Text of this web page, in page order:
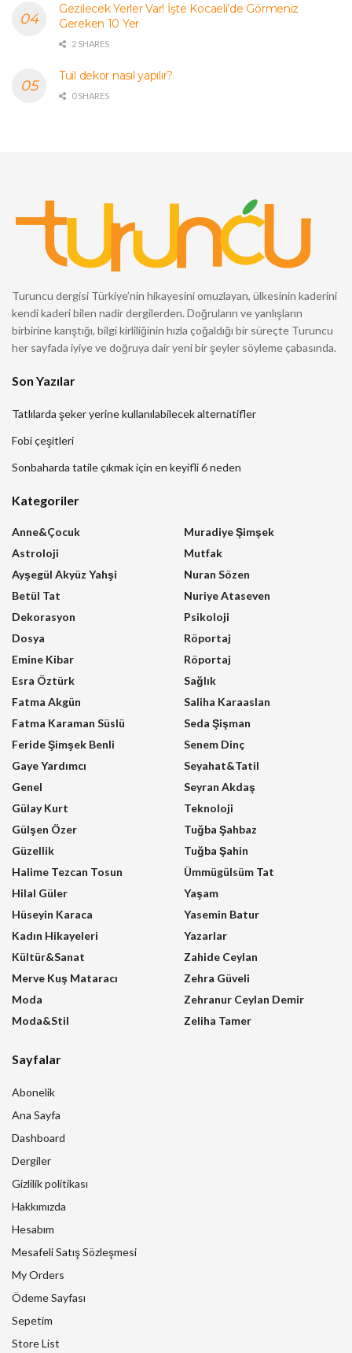
Gezilecek Yerler Var! İşte Kocaeli’de Görmeniz
Gereken 10 Yer
2 SHARES
Tuil dekor nasıl yapılır?
0 SHARES
Turuncu dergisi Türkiye’nin hikayesini omuzlayan, ülkesinin kaderini
kendi kaderi bilen nadir dergilerden. Doğruların ve yanlışların
birbirine karıştığı, bilgi kirliliğinin hızla çoğaldığı bir süreçte Turuncu
her sayfada iyiye ve doğruya dair yeni bir şeyler söyleme çabasında.
Son Yazılar
Tatlılarda şeker yerine kullanılabilecek alternatifler
Fobi çeşitleri
Sonbaharda tatile çıkmak için en keyifli 6 neden
Kategoriler
Anne&Çocuk
Astroloji
Ayşegül Akyüz Yahşi
Betül Tat
Dekorasyon
Dosya
Emine Kibar
Esra Öztürk
Fatma Akgün
Fatma Karaman Süslü
Feride Şimşek Benli
Gaye Yardımcı
Genel
Gülay Kurt
Gülşen Özer
Güzellik
Halime Tezcan Tosun
Hilal Güler
Hüseyin Karaca
Kadın Hikayeleri
Kültür&Sanat
Merve Kuş Mataracı
Moda
Moda&Stil
Muradiye Şimşek
Mutfak
Nuran Sözen
Nuriye Ataseven
Psikoloji
Röportaj
Röportaj
Sağlık
Saliha Karaaslan
Seda Şişman
Senem Dinç
Seyahat&Tatil
Seyran Akdaş
Teknoloji
Tuğba Şahbaz
Tuğba Şahin
Ümmügülsüm Tat
Yaşam
Yasemin Batur
Yazarlar
Zahide Ceylan
Zehra Güveli
Zehranur Ceylan Demir
Zeliha Tamer
Sayfalar
Abonelik
Ana Sayfa
Dashboard
Dergiler
Gizlilik politikası
Hakkımızda
Hesabım
Mesafeli Satış Sözleşmesi
My Orders
Ödeme Sayfası
Sepetim
Store List